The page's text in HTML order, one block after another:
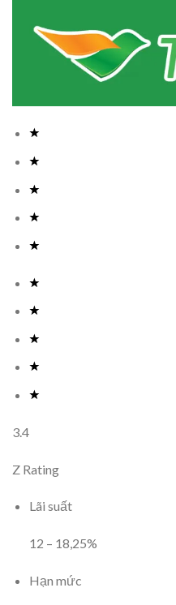
3.4
Z Rating
Lãi suất
12 – 18,25%
Hạn mức